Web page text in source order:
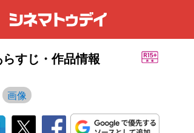
すじ・作品情報
画像